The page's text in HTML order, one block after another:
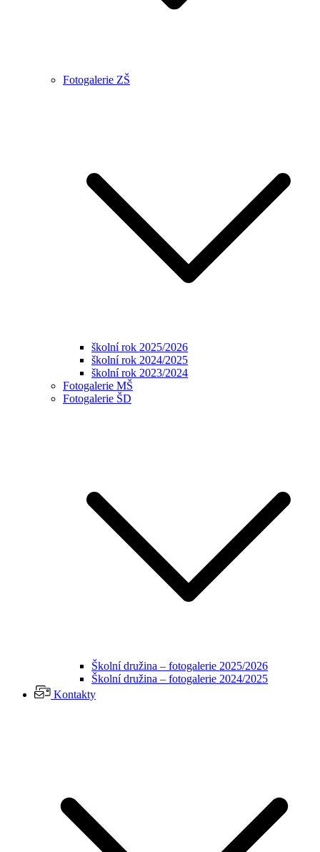
Fotogalerie ZŠ
školní rok 2025/2026
školní rok 2024/2025
školní rok 2023/2024
Fotogalerie MŠ
Fotogalerie ŠD
Školní družina – fotogalerie 2025/2026
Školní družina – fotogalerie 2024/2025
Kontakty